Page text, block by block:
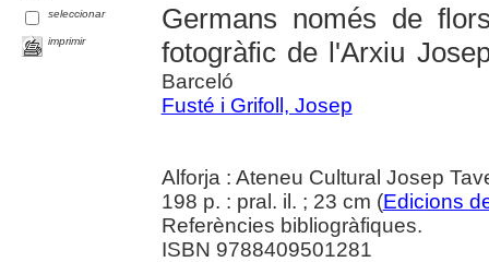
seleccionar
imprimir
Germans només de
fotogràfic de l'Arxiu
Barceló
Fusté i Grifoll, Josep
Alforja : Ateneu Cultural Josep
198 p. : pral. il. ; 23 cm (Edicions
Referències bibliogràfiques.
ISBN 9788409501281